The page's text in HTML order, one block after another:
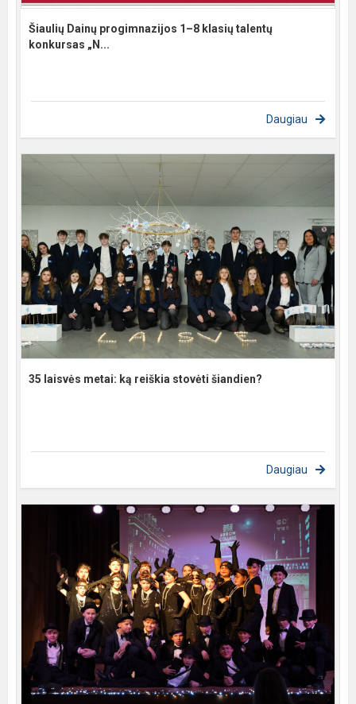
Šiaulių Dainų progimnazijos 1–8 klasių talentų
konkursas „N...
Daugiau
35 laisvės metai: ką reiškia stovėti šiandien?
Daugiau